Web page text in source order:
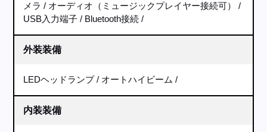
メラ
オーディオ（ミュージックプレイヤー接続可）
USB入力端子
Bluetooth接続
外装装備
LEDヘッドランプ オートハイビーム
内装装備